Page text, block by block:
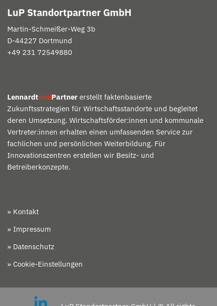
LuP Standortpartner GmbH
Martin-Schmeißer-Weg 3b
D-44227 Dortmund
+49 231 72549880
LennardtundPartner erstellt faktenbasierte
Zukunftsstrategien für Wirtschaftsstandorte und begleitet
deren Umsetzung. Wirtschaftsförder:innen und kommunale
Vertreter:innen erhalten einen umfassenden Service zur
fachlichen und persönlichen Weiterbildung. Für
Innovationszentren erstellen wir Besitz- und
Betreiberkonzepte.
» Kontakt
» Impressum
» Datenschutz
» Cookie-Einstellungen